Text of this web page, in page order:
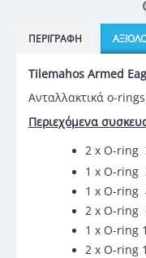
ΠΕΡΙΓΡΑΦΉ
Tilemahos Armed
Ανταλλακτικά o-
Περιεχόμενα
2 x O-ring
1 x O-ring
1 x O-ring
2 x O-ring
1 x O-ring
2 x O-ring